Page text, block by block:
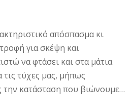
απόσπασμα κι
για σκέψη και
να φτάσει και στα μάτια
τύχες μας, μήπως
την κατάσταση που βιώνουμε…